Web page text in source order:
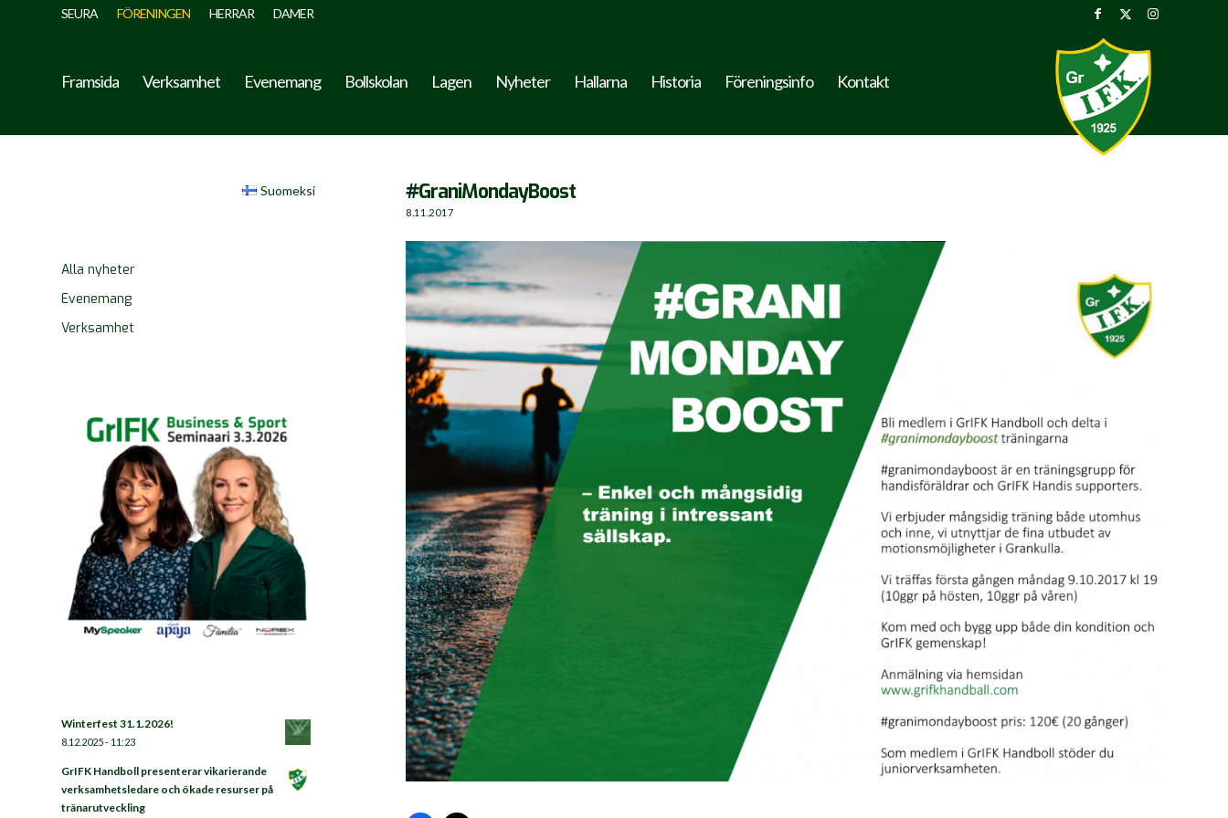
SEURA FÖRENINGEN HERRAR DAMER
Framsida Verksamhet Evenemang Bollskolan Lagen Nyheter Hallarna Historia Föreningsinfo Kontakt
#GraniMondayBoost
8.11.2017
Suomeksi
Alla nyheter
Evenemang
Verksamhet
Winterfest 31.1.2026!
8.12.2025 - 11:23
GrIFK Handboll presenterar vikarierande
verksamhetsledare och ökade resurser på
tränarutveckling